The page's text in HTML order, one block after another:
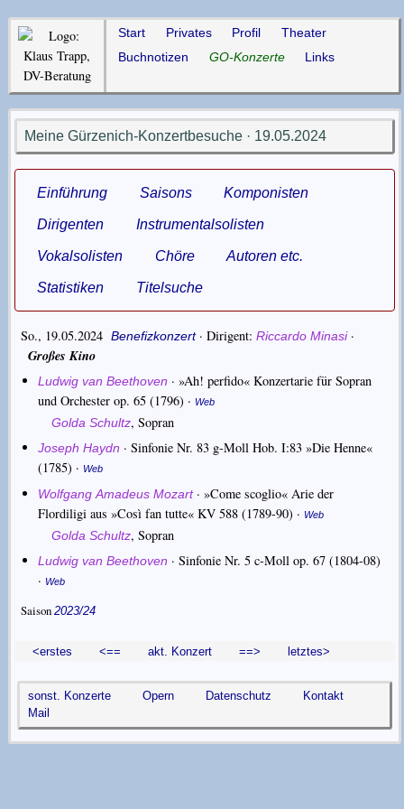
Start Privates Profil
Theater
Buchnotizen
GO-Konzerte Links
Meine Gürzenich-Konzertbesuche · 19.05.2024
Einführung Saisons Komponisten
Dirigenten Instrumentalsolisten
Vokalsolisten Chöre Autoren etc.
Statistiken Titelsuche
So., 19.05.2024Benefizkonzert·Dirigent Riccardo Minasi·
Großes Kino
Ludwig van Beethoven ·»Ah! perfido« Konzertarie für Sopran
und Orchester op. 65 (1796) · Web
Golda Schultz, Sopran
Joseph Haydn ·Sinfonie Nr. 83 g-Moll Hob. I:83 »Die Henne«
(1785) · Web
Wolfgang Amadeus Mozart·»Come scoglio« Arie der
Flordiligi aus »Così fan tutte« KV 588 (1789-90) · Web
Golda Schultz, Sopran
Ludwig van Beethoven ·Sinfonie Nr. 5 c-Moll op. 67 (1804-08)
· Web
Saison 2023/24
<erstes <== akt. Konzert ==> letztes>
sonst. Konzerte Opern Datenschutz
Kontakt
Mail